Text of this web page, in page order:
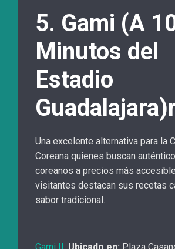
5. Gami (A
Minutos del
Estadio
Una excelente alternativa para la
Coreana quienes buscan
coreanos a precios más
visitantes destacan sus recetas
sabor tradicional.